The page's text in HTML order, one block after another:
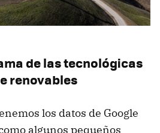
de las tecnológicas
renovables
los datos de Google
algunos pequeños